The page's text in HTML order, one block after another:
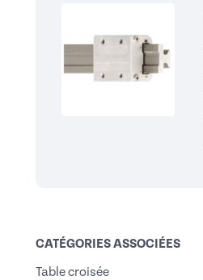
CATÉGORIES ASSOCIÉES
Table croisée